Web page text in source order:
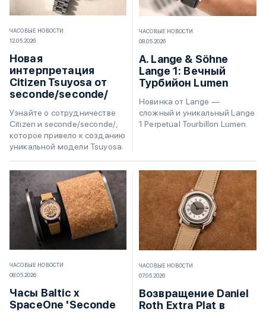
ЧАСОВЫЕ НОВОСТИ
12.05.2026
Новая
интерпретация
Citizen Tsuyosa от
seconde/seconde/
Узнайте о сотрудничестве
Citizen и seconde/seconde/,
которое привело к созданию
уникальной модели Tsuyosa.
ЧАСОВЫЕ НОВОСТИ
08.05.2026
A. Lange & Söhne
Lange 1: Вечный
Турбийон Lumen
Новинка от Lange —
сложный и уникальный Lange
1 Perpetual Tourbillon Lumen.
ЧАСОВЫЕ НОВОСТИ
08.05.2026
Часы Baltic x
SpaceOne 'Seconde
ЧАСОВЫЕ НОВОСТИ
07.05.2026
Возвращение Daniel
Roth Extra Plat в